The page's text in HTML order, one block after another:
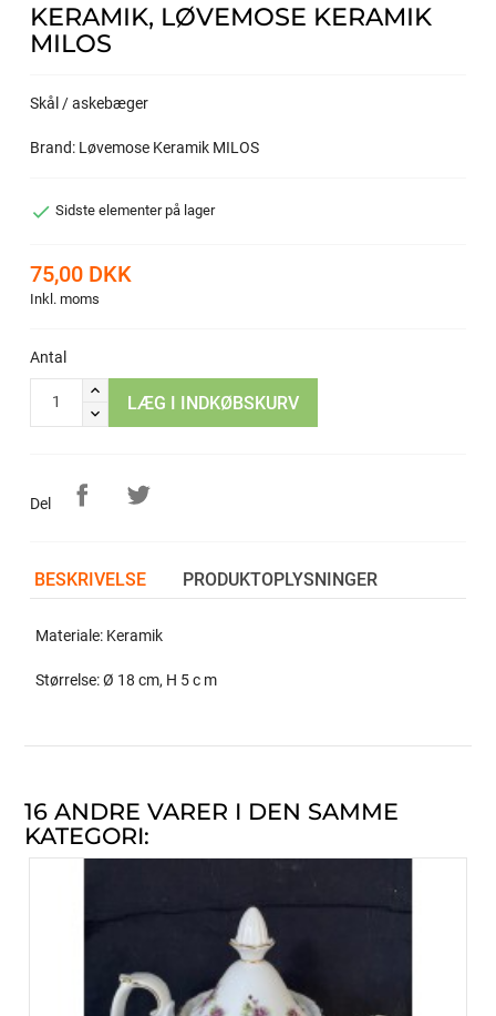
KERAMIK, LØVEMOSE KERAMIK
MILOS
Skål / askebæger
Brand: Løvemose Keramik MILOS
 Sidste elementer på lager
75,00 DKK
Inkl. moms
Antal
LÆG I INDKØBSKURV
Del
BESKRIVELSE PRODUKTOPLYSNINGER
Materiale: Keramik
Størrelse: Ø 18 cm, H 5 c m
16 ANDRE VARER I DEN SAMME
KATEGORI: